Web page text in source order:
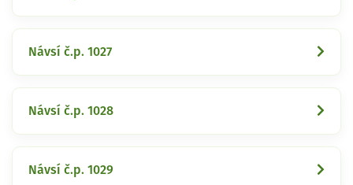
Návsí č.p. 1027
Návsí č.p. 1028
Návsí č.p. 1029